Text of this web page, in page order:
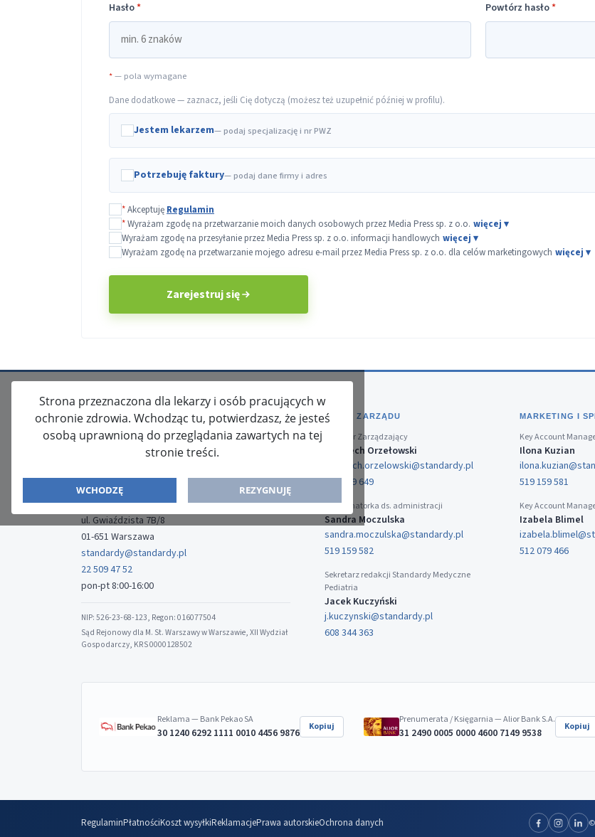
Hasło* Powtórz hasło*
*— pola wymagane
Dane dodatkowe — zaznacz, jeśli Cię dotyczą (możesz też uzupełnić później w profilu).
Jestem lekarzem— podaj specjalizację i nr PWZ
Potrzebuję faktury— podaj dane firmy i adres
*Akceptuję Regulamin
*Wyrażam zgodę na przetwarzanie moich danych osobowych przez Media Press sp. z o.o.
Wyrażam zgodę na przesyłanie przez Media Press sp. z o.o. informacji handlowych
Wyrażam zgodę na przetwarzanie mojego adresu e-mail przez Media Press sp. z o.o. dla celów marketingowych
Zarejestruj się
Strona przeznaczona dla lekarzy i osób pracujących w
ochronie zdrowia. Wchodząc tu, potwierdzasz, że jesteś
osobą uprawnioną do przeglądania zawartych na tej
stronie treści.
WCHODZĘ REZYGNUJĘ
ISSN: 2080-5438
Media-Press Sp. z o.o.
ul. Gwiaździsta 7B/8
01-651 Warszawa
standardy@standardy.pl
22 509 47 52
pon-pt 8:00-16:00
NIP: 526-23-68-123, Regon: 016077504
Sąd Rejonowy dla M. St. Warszawy w Warszawie, XII Wydział
Gospodarczy, KRS 0000128502
BIURO ZARZĄDU
Dyrektor Zarządzający
Wojciech Orzełowski
wojciech.orzelowski@standardy.pl
519 159 649
Koordynatorka ds. administracji
Sandra Moczulska
sandra.moczulska@standardy.pl
519 159 582
Sekretarz redakcji Standardy Medyczne
Pediatria
Jacek Kuczyński
j.kuczynski@standardy.pl
608 344 363
MARKETING I
Key Account
Ilona Kuzian
519 159 581
Key Account
Izabela Blimel
512 079 466
Reklama — Bank Pekao SA
30 1240 6292 1111 0010 4456 9876 Kopiuj
Prenumerata / Księgarnia — Alior Bank S.A.
31 2490 0005 0000 4600 7149 9538 Kopiuj
RegulaminPłatnościKoszt wysyłkiReklamacjePrawa autorskieOchrona danych